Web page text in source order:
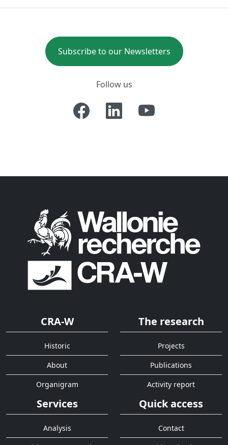
Subscribe to our Newsletters
Follow us
CRA-W
Historic
About
Organigram
The research
Projects
Publications
Activity report
Services
Analysis
Quick access
Contact